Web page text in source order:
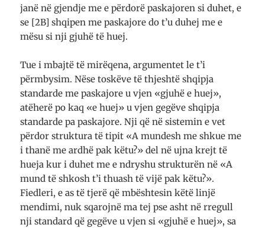
janë në gjendje me e përdorë paskajoren si duhet, e
se [2B] shqipen me paskajore do t’u duhej me e
mësu si nji gjuhë të huej.
Tue i mbajtë të mirëqena, argumentet le t’i
përmbysim. Nëse toskëve të thjeshtë shqipja
standarde me paskajore u vjen «gjuhë e huej»,
atëherë po kaq «e huej» u vjen gegëve shqipja
standarde pa paskajore. Nji që në sistemin e vet
përdor struktura të tipit «A mundesh me shkue me
i thanë me ardhë pak këtu?» del në ujna krejt të
hueja kur i duhet me e ndryshu strukturën në «A
mund të shkosh t’i thuash të vijë pak këtu?».
Fiedleri, e as të tjerë që mbështesin këtë linjë
mendimi, nuk sqarojnë ma tej pse asht në rregull
nji standard që gegëve u vjen si «gjuhë e huej», sa